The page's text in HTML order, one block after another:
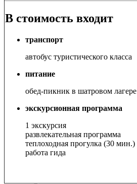
В стоимость входит
транспорт
автобус туристического класса
питание
обед-пикник в шатровом лагере
экскурсионная программа
1 экскурсия
развлекательная программа
теплоходная прогулка (30 мин.)
работа гида